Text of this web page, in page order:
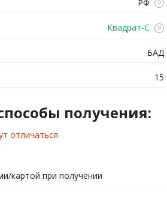
РФ
Квадрат-С
БАД
15
получения:
отличаться
картой при получении